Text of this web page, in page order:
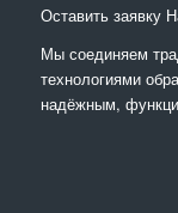
Оставить заявку
Мы соединяем
технологиями
надёжным,